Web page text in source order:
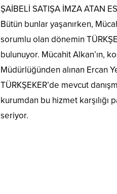
ŞAİBELİ SATIŞA İMZA ATAN
Bütün bunlar yaşanırken,
sorumlu olan dönemin
bulunuyor. Mücahit Alkan’ın,
Müdürlüğünden alınan Ercan
TÜRKŞEKER’de mevcut
kurumdan bu hizmet
seriyor.